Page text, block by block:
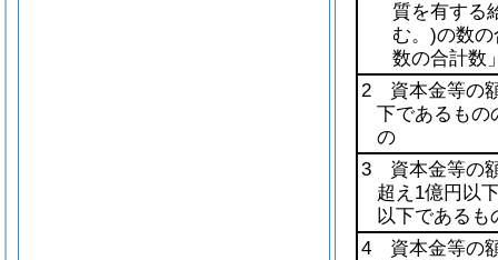
質を有する
む。)の数の
数の合計数
2 資本金等の
下であるもの
の
3 資本金等の
超え1億円以
以下であるも
4 資本金等の